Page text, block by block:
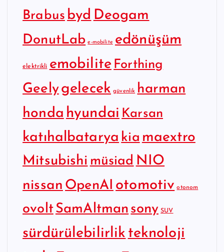
Brabus byd Deogam
DonutLab e-mobilite edönüşüm
elektrikli emobilite Forthing
Geelygelecek güvenlik harman
honda hyundai Karsan
katıhalbatarya kia maextro
Mitsubishi müsiad NIO
nissan OpenAI otomotiv otonom
ovoltSamAltman sony SUV
sürdürülebilirlik teknoloji